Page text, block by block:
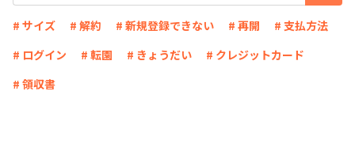
# サイズ # 解約 # 新規登録できない # 再開
# 支払方法
# ログイン
# 転園 # きょうだい
# クレジットカード
# 領収書